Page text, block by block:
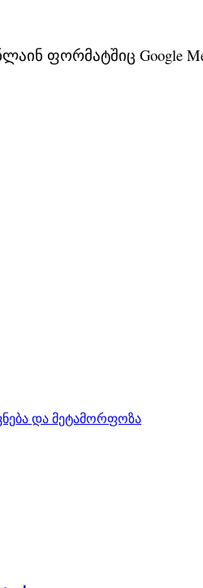
ფორმატშიც Google